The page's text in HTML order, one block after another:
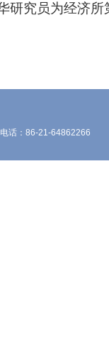
研究员为经济所
话：86-21-64862266